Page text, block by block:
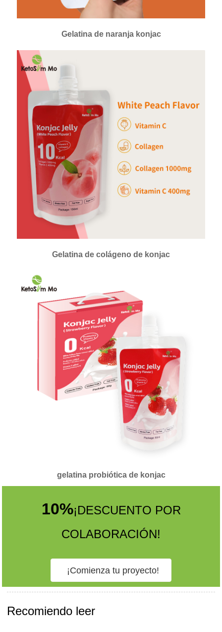
Gelatina de naranja konjac
Gelatina de colágeno de konjac
gelatina probiótica de konjac
10%¡DESCUENTO POR
COLABORACIÓN!
¡Comienza tu proyecto!
Recomiendo leer